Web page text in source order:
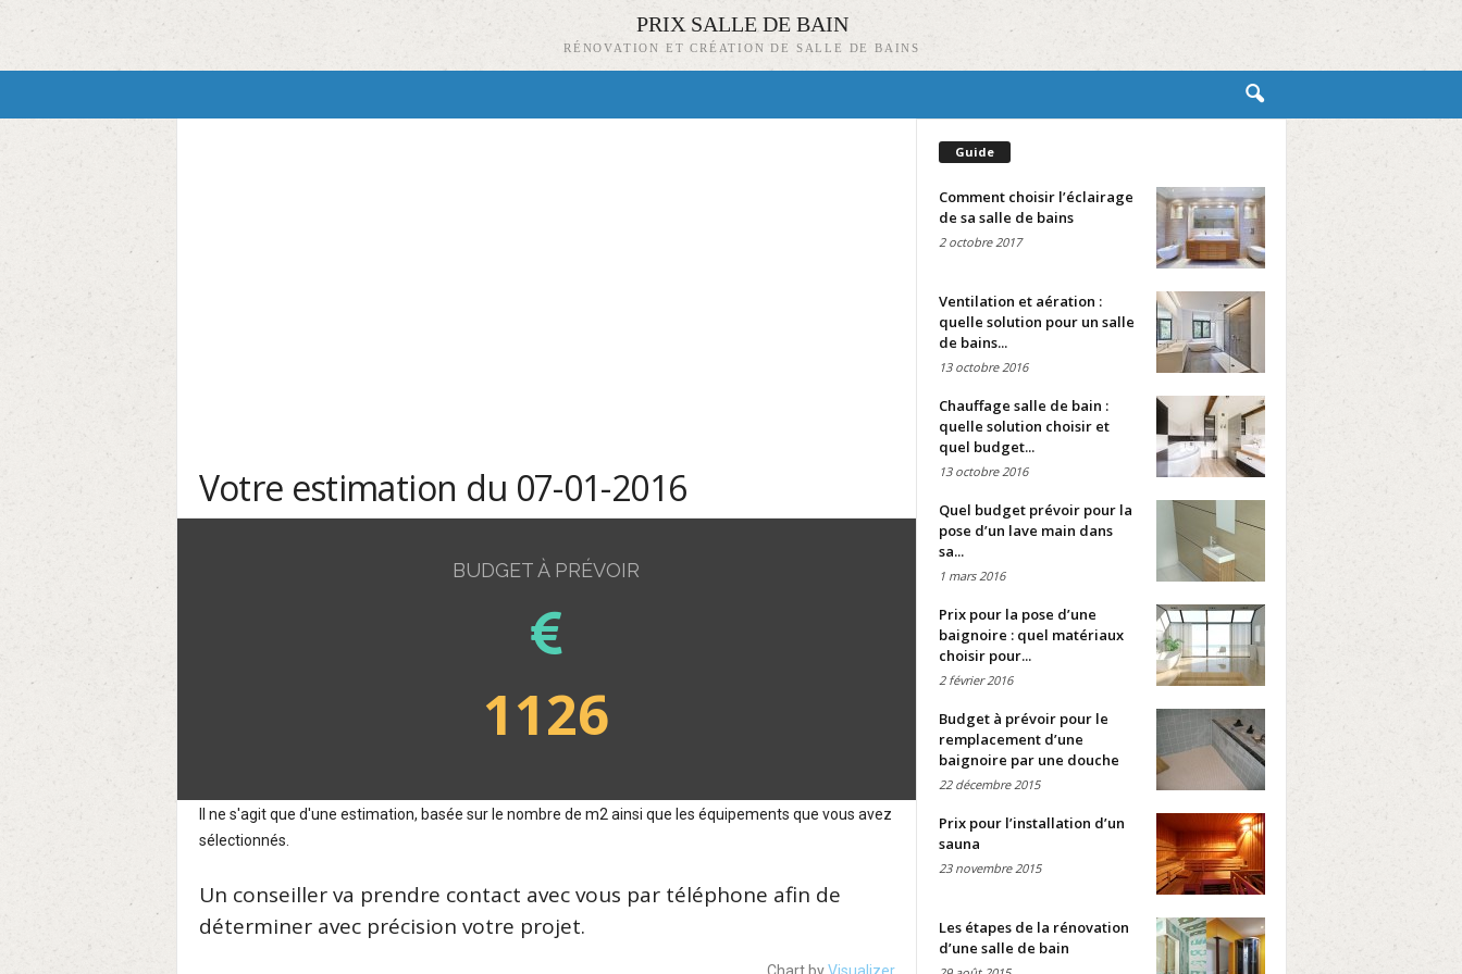
PRIX SALLE DE BAIN
RÉNOVATION ET CRÉATION DE SALLE DE BAINS
Votre estimation du 07-01-2016
BUDGET À PRÉVOIR
1126
Il ne s'agit que d'une estimation, basée sur le nombre de m2 ainsi que les équipements que vous avez
sélectionnés.
Un conseiller va prendre contact avec vous par téléphone afin de
déterminer avec précision votre projet.
Chart byVisualizer
Guide
Comment choisir l’éclairage
de sa salle de bains
2 octobre 2017
Ventilation et aération :
quelle solution pour un salle
de bains...
13 octobre 2016
Chauffage salle de bain :
quelle solution choisir et
quel budget...
13 octobre 2016
Quel budget prévoir pour la
pose d’un lave main dans
sa...
1 mars 2016
Prix pour la pose d’une
baignoire : quel matériaux
choisir pour...
2 février 2016
Budget à prévoir pour le
remplacement d’une
baignoire par une douche
22 décembre 2015
Prix pour l’installation d’un
sauna
23 novembre 2015
Les étapes de la rénovation
d’une salle de bain